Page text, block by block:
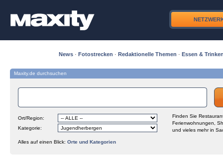
News · Fotostrecken · Redaktionelle Themen · Essen &
Maxity.de durchsuchen
Ort/Region:
Kategorie:
Finden Sie
Ferienwohnungen,
und vieles mehr in
Alles auf einen Blick: Orte und Kategorien